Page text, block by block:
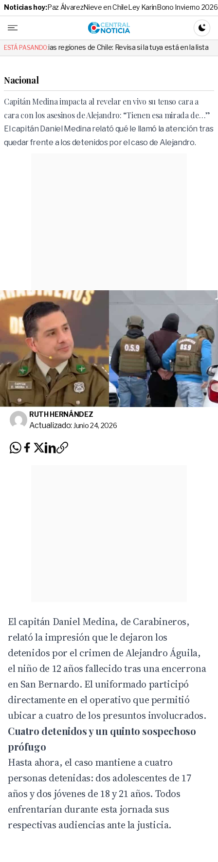
Noticias hoy:Paz ÁlvarezNieve en ChileLey KarinBono Invierno 2026
Central
ESTÁ PASANDO:
regiones de Chile: Revisa si la tuya está en la lista “Cuando
Nacional
Capitán Medina impacta al revelar en vivo su tenso cara a
cara con los asesinos de Alejandro: “Tienen esa mirada de…”
El capitán Daniel Medina relató qué le llamó la atención tras
quedar frente a los detenidos por el caso de Alejandro.
RUTH HERNÁNDEZ
Actualizado: Junio 24, 2026
El capitán Daniel Medina, de Carabineros,
relató la impresión que le dejaron los
detenidos por el crimen de Alejandro Águila,
el niño de 12 años fallecido tras una encerrona
en San Bernardo. El uniformado participó
directamente en el operativo que permitió
ubicar a cuatro de los presuntos involucrados.
Cuatro detenidos y un quinto sospechoso
prófugo
Hasta ahora, el caso mantiene a cuatro
personas detenidas: dos adolescentes de 17
años y dos jóvenes de 18 y 21 años. Todos
enfrentarían durante esta jornada sus
respectivas audiencias ante la justicia.